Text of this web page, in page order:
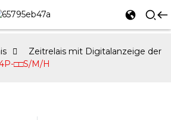
Zeitrelais mit Digitalanzeige der
□□S/M/H